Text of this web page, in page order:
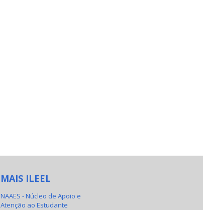
MAIS ILEEL
NAAES - Núcleo de Apoio e
Atenção ao Estudante